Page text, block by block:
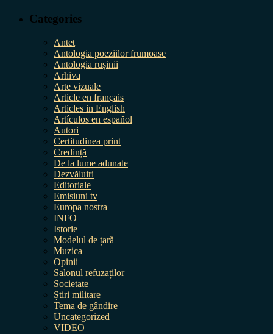
Categories
Antet
Antologia poeziilor frumoase
Antologia rușinii
Arhiva
Arte vizuale
Article en français
Articles in English
Artículos en español
Autori
Certitudinea print
Credință
De la lume adunate
Dezvăluiri
Editoriale
Emisiuni tv
Europa nostra
INFO
Istorie
Modelul de țară
Muzica
Opinii
Salonul refuzaților
Societate
Știri militare
Tema de gândire
Uncategorized
VIDEO